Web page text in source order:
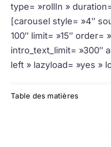
Table des matières
type= »rollIn » duration=
[carousel style= »4″
100″ limit= »15″ order=
intro_text_limit= »300″
left » lazyload= »yes »